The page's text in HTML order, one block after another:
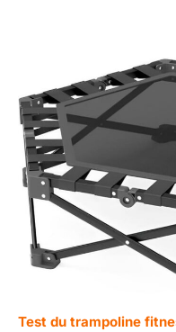
Test du trampoline